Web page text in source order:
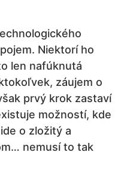
Niektorí ho
len nafúknutá
záujem o
prvý krok zastaví
možností, kde
o zložitý a
nemusí to tak